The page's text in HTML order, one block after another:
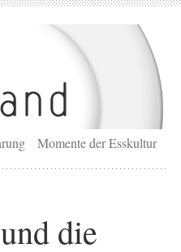
Momente der Esskultur
die